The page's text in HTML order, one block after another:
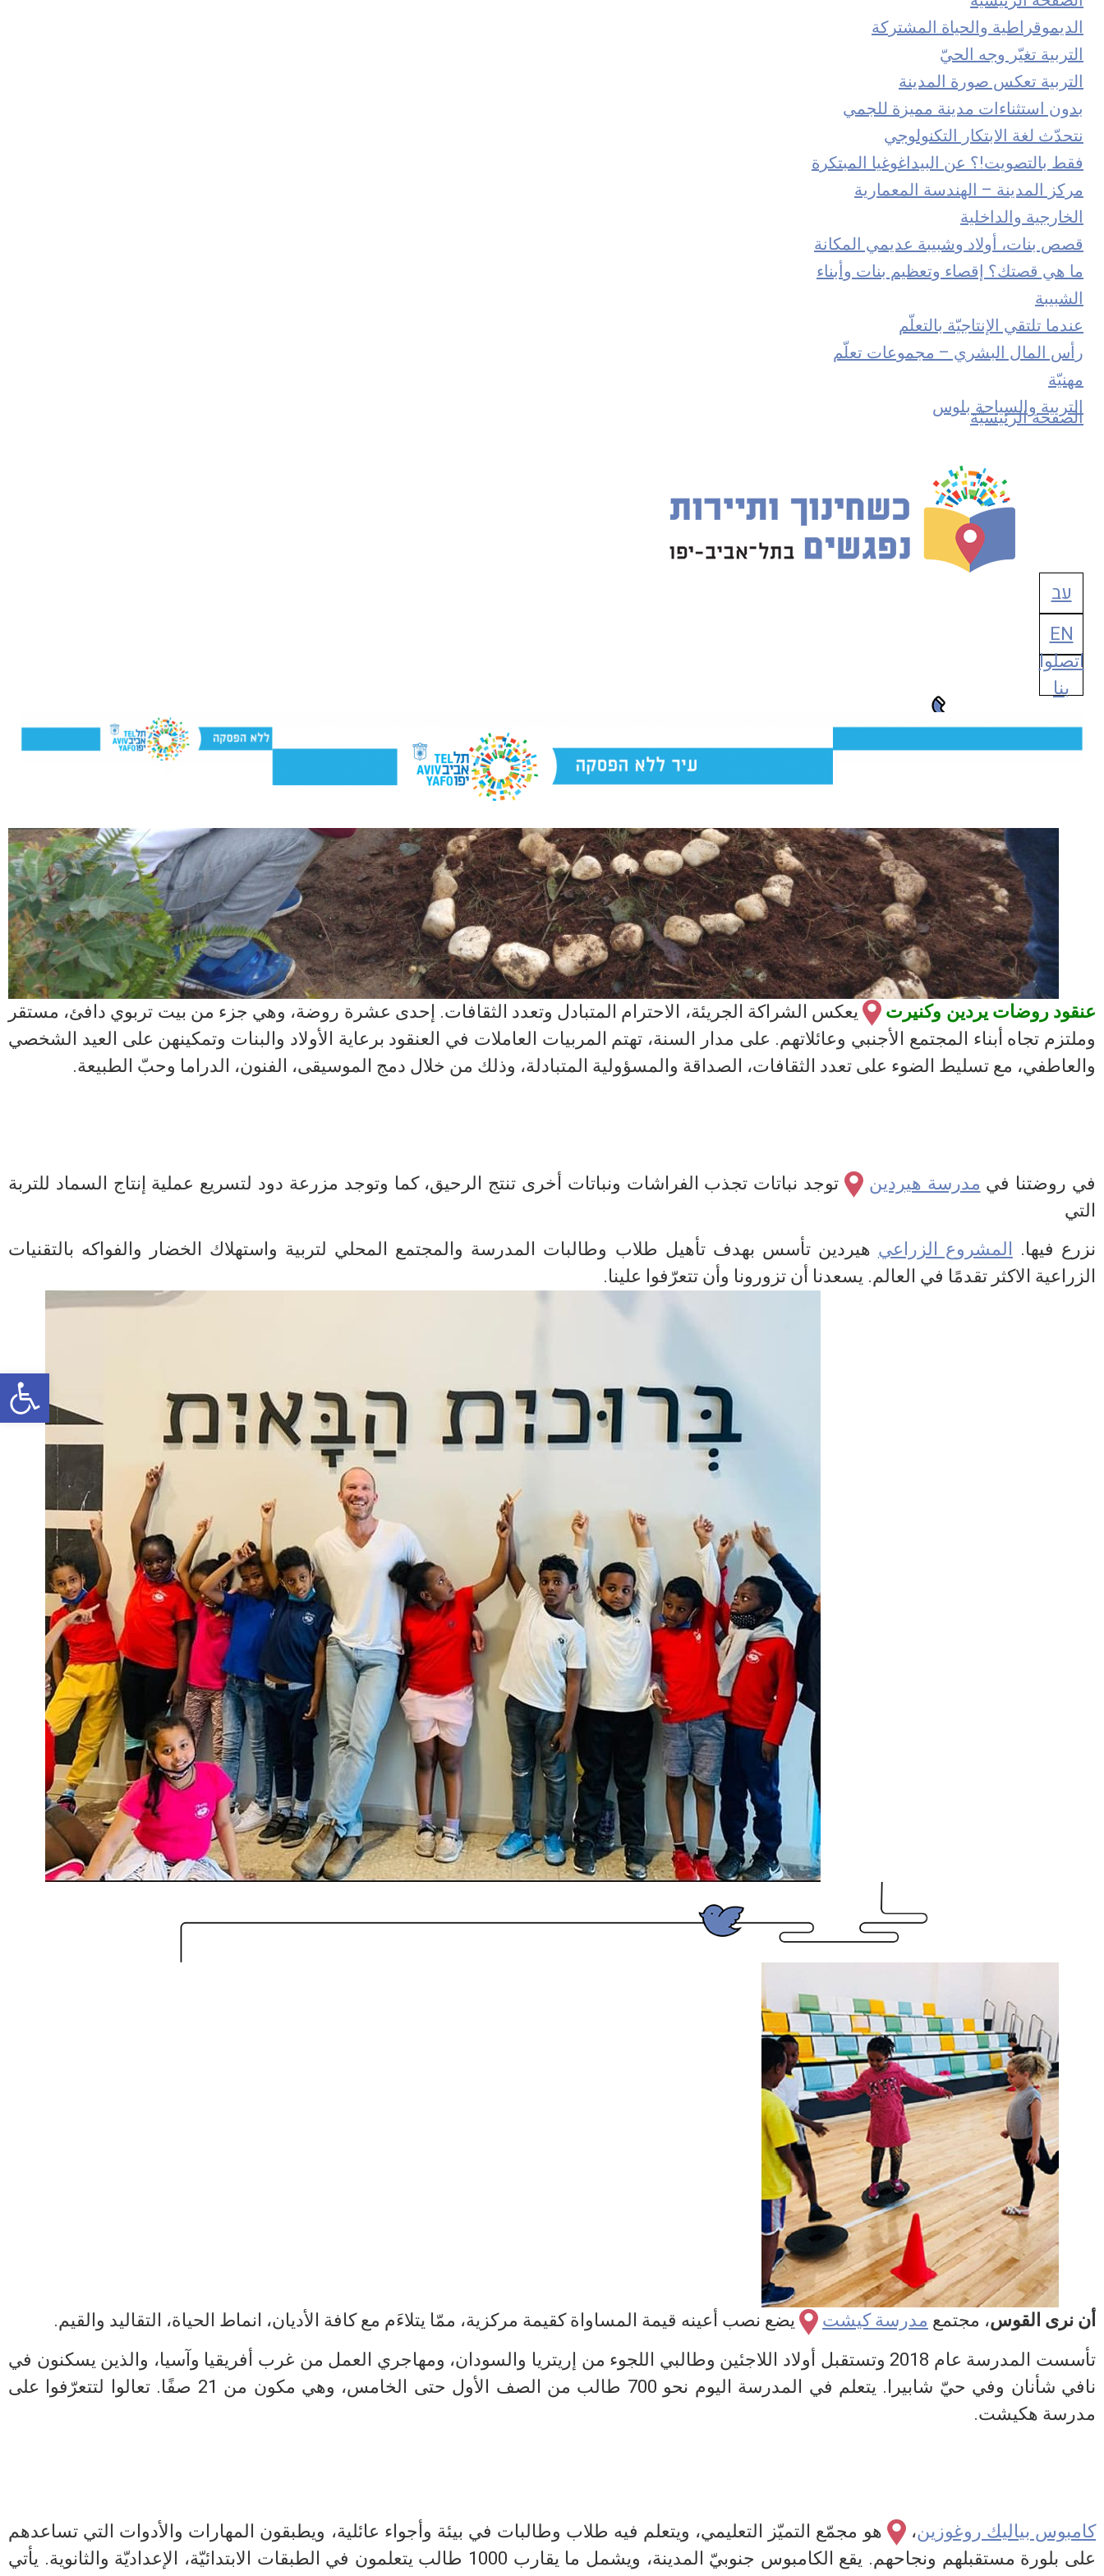
الديموقراطية والحياة المشتركة
التربية تغيّر وجه الحيّ
التربية تعكس صورة المدينة
بدون استثناءات مدينة مميزة للجمي
نتحدّث لغة الابتكار التكنولوجي
فقط بالتصويت!؟ عن البيداغوغيا المبتكرة
مركز المدينة – الهندسة المعمارية
الخارجية والداخلية
قصص بنات، أولاد وشبيبة عديمي المكانة
ما هي قصتك؟ إقصاء وتعظيم بنات وأبناء
الشبيبة
عندما تلتقي الإنتاجيّة بالتعلّم
رأس المال البشري – مجموعات تعلّم
مهنيّة
التربية والسياحة بلوس
الصفحة الرئيسيّة
עב
EN
اتصلوا
بنا
الأولاد والبنات الذين يعتبَرون جزءًا من نسيج المجتمع الإسرائيلي، أولاد مهاجري العمل وطالبي اللجوء.
كيف نؤسّس تربية قائمة على تعدد الثقافات، حقوق الإنسان، القيَم العالمية والتسامح؟
عنقود روضات يردين وكنيرت
يعكس الشراكة الجريئة، الاحترام المتبادل وتعدد الثقافات. إحدى عشرة روضة، وهي جزء من بيت تربوي دافئ، مستقر
وملتزم تجاه أبناء المجتمع الأجنبي وعائلاتهم. على مدار السنة، تهتم المربيات العاملات في العنقود برعاية الأولاد والبنات وتمكينهن على العيد الشخصي
والعاطفي، مع تسليط الضوء على تعدد الثقافات، الصداقة والمسؤولية المتبادلة، وذلك من خلال دمج الموسيقى، الفنون، الدراما وحبّ الطبيعة.
في روضتنا في مدرسة هيردين
توجد نباتات تجذب الفراشات ونباتات أخرى تنتج الرحيق، كما وتوجد مزرعة دود لتسريع عملية إنتاج السماد للتربة
التي
نزرع فيها. المشروع الزراعي هيردين تأسس بهدف تأهيل طلاب وطالبات المدرسة والمجتمع المحلي لتربية واستهلاك الخضار والفواكه بالتقنيات
الزراعية الاكثر تقدمًا في العالم. يسعدنا أن تزورونا وأن تتعرّفوا علينا.
أن نرى القوس، مجتمع مدرسة كيشت
يضع نصب أعينه قيمة المساواة كقيمة مركزية، ممّا يتلاءَم مع كافة الأديان، انماط الحياة، التقاليد والقيم.
تأسست المدرسة عام 2018 وتستقبل أولاد اللاجئين وطالبي اللجوء من إريتريا والسودان، ومهاجري العمل من غرب أفريقيا وآسيا، والذين يسكنون في
نافي شأنان وفي حيّ شابيرا. يتعلم في المدرسة اليوم نحو 700 طالب من الصف الأول حتى الخامس، وهي مكون من 21 صفًا. تعالوا لتتعرّفوا على
مدرسة هكيشت.
كامبوس بياليك روغوزين،
هو مجمّع التميّز التعليمي، ويتعلم فيه طلاب وطالبات في بيئة وأجواء عائلية، ويطبقون المهارات والأدوات التي تساعدهم
على بلورة مستقبلهم ونجاحهم. يقع الكامبوس جنوبيّ المدينة، ويشمل ما يقارب 1000 طالب يتعلمون في الطبقات الابتدائيّة، الإعداديّة والثانوية. يأتي